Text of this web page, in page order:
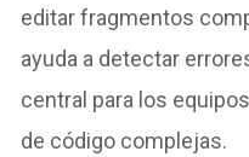
editar fragmentos
ayuda a detectar
central para los
de código complejas.